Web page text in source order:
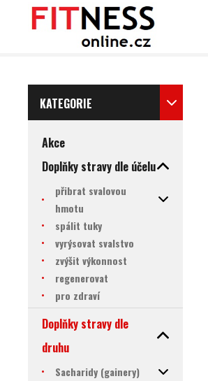
KATEGORIE
Akce
Doplňky stravy dle účelu
přibrat svalovou
hmotu
spálit tuky
vyrýsovat svalstvo
zvýšit výkonnost
regenerovat
pro zdraví
Doplňky stravy dle
druhu
Sacharidy (gainery)